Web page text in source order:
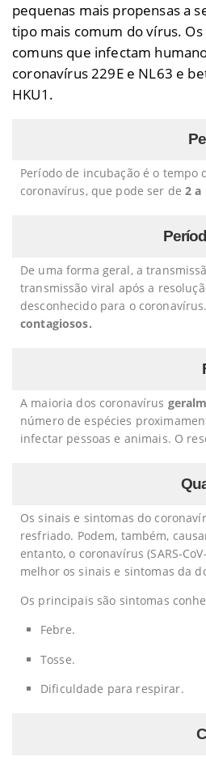
pequenas mais propensas a
tipo mais comum do vírus.
comuns que infectam
coronavírus 229E e NL63 e
HKU1.
Período de incubação é o
coronavírus, que pode ser de 2 a
De uma forma geral, a
transmissão viral após a
desconhecido para o coronavírus.
contagiosos.
A maioria dos coronavírus
número de espécies
infectar pessoas e animais. O
Os sinais e sintomas do
resfriado. Podem, também,
entanto, o coronavírus (SARS-
melhor os sinais e sintomas da
Os principais são sintomas
Febre.
Tosse.
Dificuldade para respirar.